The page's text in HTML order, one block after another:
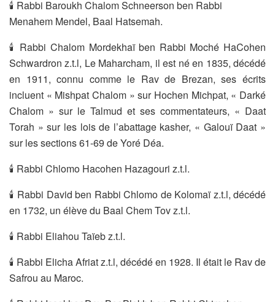
🕯 Rabbi Baroukh Chalom Schneerson ben Rabbi
Menahem Mendel, Baal Hatsemah.
🕯 Rabbi Chalom Mordekhaï ben Rabbi Moché HaCohen
Schwardron z.t.l, Le Maharcham, il est né en 1835, décédé
en 1911, connu comme le Rav de Brezan, ses écrits
incluent « Mishpat Chalom » sur Hochen Michpat, « Darké
Chalom » sur le Talmud et ses commentateurs, « Daat
Torah » sur les lois de l’abattage kasher, « Galouï Daat »
sur les sections 61-69 de Yoré Déa.
🕯 Rabbi Chlomo Hacohen Hazagouri z.t.l.
🕯 Rabbi David ben Rabbi Chlomo de Kolomaï z.t.l, décédé
en 1732, un élève du Baal Chem Tov z.t.l.
🕯 Rabbi Eliahou Taïeb z.t.l.
🕯 Rabbi Elicha Afriat z.t.l, décédé en 1928. Il était le Rav de
Safrou au Maroc.